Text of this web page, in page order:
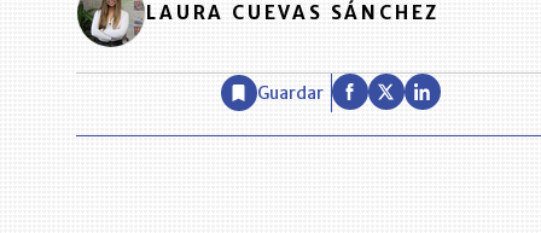
LAURA CUEVAS SÁNCHEZ
Guardar